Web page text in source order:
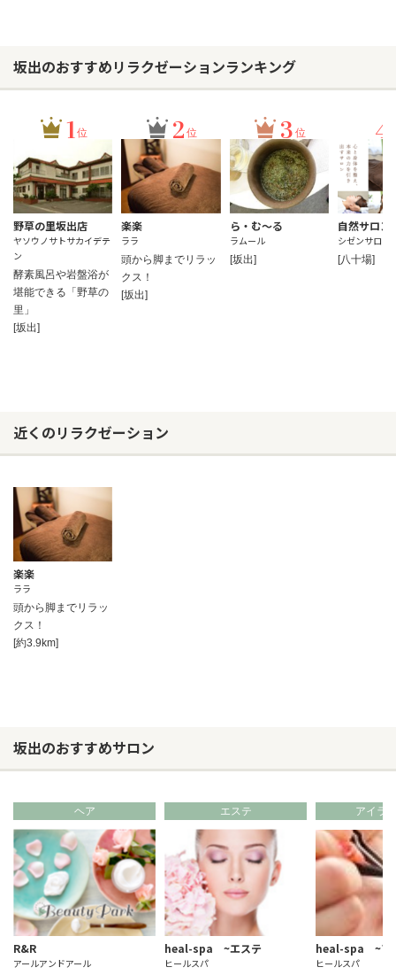
ネイルカタログ
お問い合わせ
坂出のおすすめリラクゼーションランキング
1位
野草の里坂出店
ヤソウノサトサカイデテ
ン
酵素風呂や岩盤浴が
堪能できる「野草の
里」
[坂出]
2 位
楽楽
ララ
頭から脚までリラッ
クス！
[坂出]
3 位
ら・む～る
ラムール
[坂出]
4
自然サロン
シゼンサロン
[八十場]
近くのリラクゼーション
楽楽
ララ
頭から脚までリラッ
クス！
[約3.9km]
坂出のおすすめサロン
ヘア
R&R
アールアンドアール
エステ
heal-spa ~エステ
ヒールスパ
アイラ
heal-spa ~ア
ヒールスパ